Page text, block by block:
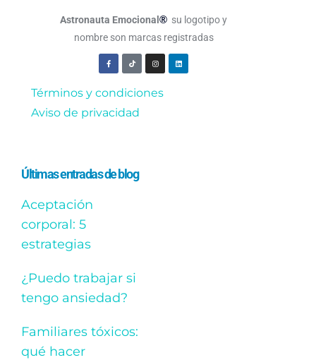
Astronauta Emocional® su logotipo y
nombre son marcas registradas
Términos y condiciones
Aviso de privacidad
Últimas entradas de blog
Aceptación
corporal: 5
estrategias
¿Puedo trabajar si
tengo ansiedad?
Familiares tóxicos:
qué hacer